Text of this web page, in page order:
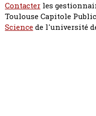
Contacter les
Toulouse Capitole
Sciencede l'université